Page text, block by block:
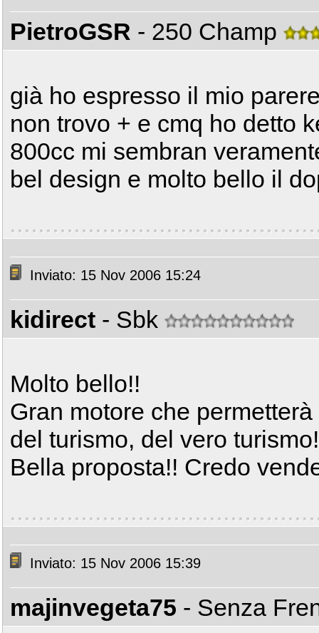
PietroGSR - 250 Champ
già ho espresso il mio
non trovo + e cmq ho detto
800cc mi sembran
bel design e molto bello il
Inviato: 15 Nov 2006 15:24
kidirect - Sbk
Molto bello!!
Gran motore che
del turismo, del vero
Bella proposta!! Credo
Inviato: 15 Nov 2006 15:39
majinvegeta75 - Senza